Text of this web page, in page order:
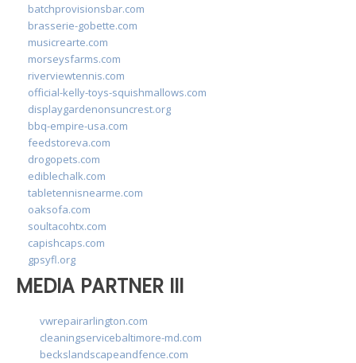
batchprovisionsbar.com
brasserie-gobette.com
musicrearte.com
morseysfarms.com
riverviewtennis.com
official-kelly-toys-squishmallows.com
displaygardenonsuncrest.org
bbq-empire-usa.com
feedstoreva.com
drogopets.com
ediblechalk.com
tabletennisnearme.com
oaksofa.com
soultacohtx.com
capishcaps.com
gpsyfl.org
MEDIA PARTNER III
vwrepairarlington.com
cleaningservicebaltimore-md.com
beckslandscapeandfence.com